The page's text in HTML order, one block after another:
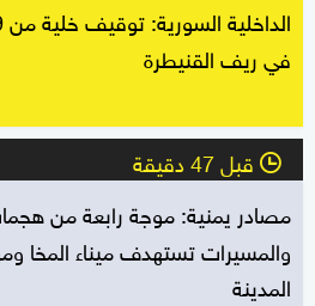
في ريف القنيطرة
l قبل 47 دقيقة
مصادر يمنية: موجة رابعة من
والمسيرات تستهدف ميناء المخا
المدينة